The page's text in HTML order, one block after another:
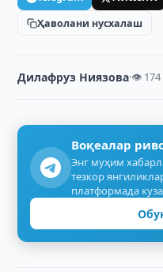
Ҳаволани нусхалаш
Дилафруз Ниязова·👁 174
Воқеалар
Энг муҳим
тезкор
платформада